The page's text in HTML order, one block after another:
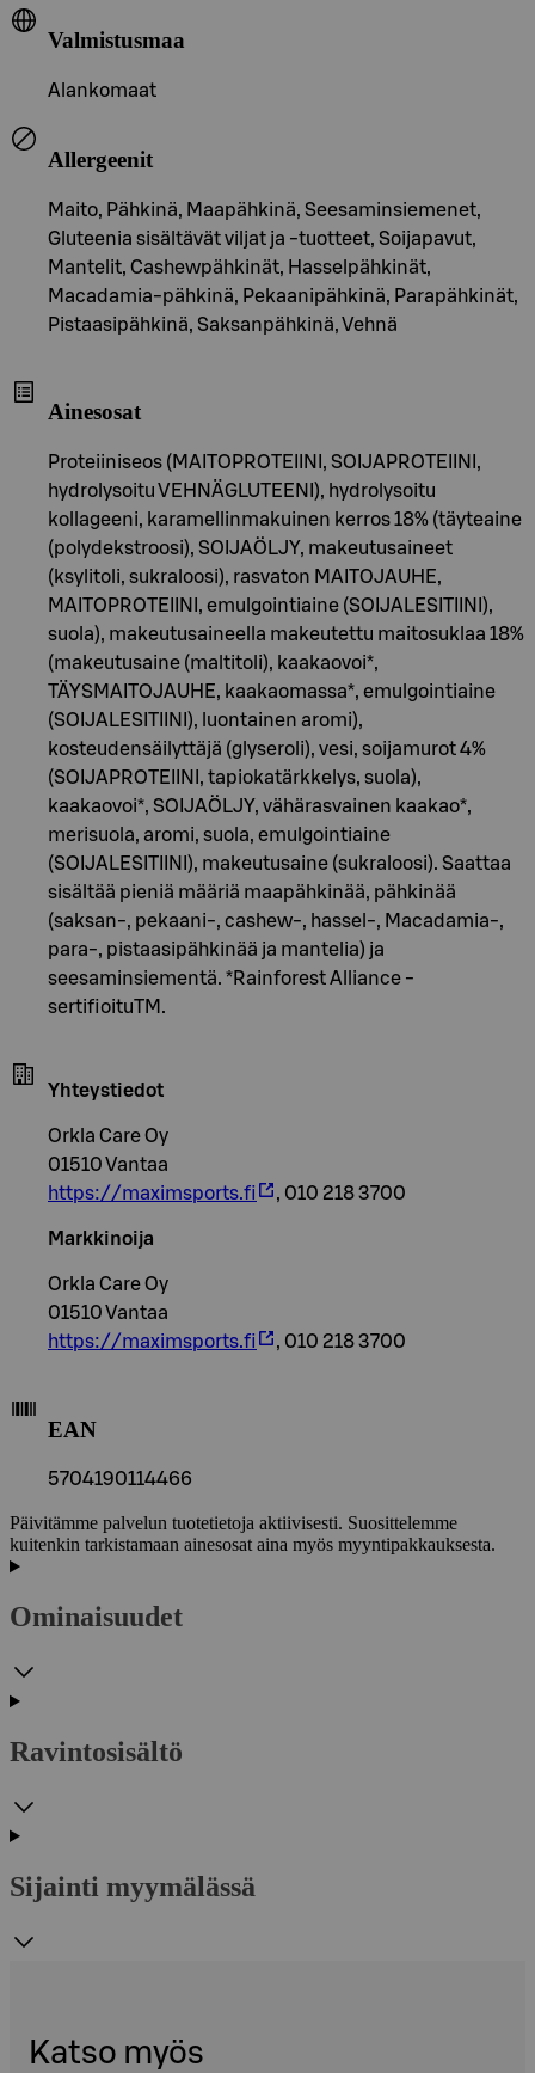
Valmistusmaa
Alankomaat
Allergeenit
Maito, Pähkinä, Maapähkinä, Seesaminsiemenet,
Gluteenia sisältävät viljat ja -tuotteet, Soijapavut,
Mantelit, Cashewpähkinät, Hasselpähkinät,
Macadamia-pähkinä, Pekaanipähkinä, Parapähkinät,
Pistaasipähkinä, Saksanpähkinä, Vehnä
Ainesosat
Proteiiniseos (MAITOPROTEIINI, SOIJAPROTEIINI,
hydrolysoitu VEHNÄGLUTEENI), hydrolysoitu
kollageeni, karamellinmakuinen kerros 18% (täyteaine
(polydekstroosi), SOIJAÖLJY, makeutusaineet
(ksylitoli, sukraloosi), rasvaton MAITOJAUHE,
MAITOPROTEIINI, emulgointiaine (SOIJALESITIINI),
suola), makeutusaineella makeutettu maitosuklaa 18%
(makeutusaine (maltitoli), kaakaovoi*,
TÄYSMAITOJAUHE, kaakaomassa*, emulgointiaine
(SOIJALESITIINI), luontainen aromi),
kosteudensäilyttäjä (glyseroli), vesi, soijamurot 4%
(SOIJAPROTEIINI, tapiokatärkkelys, suola),
kaakaovoi*, SOIJAÖLJY, vähärasvainen kaakao*,
merisuola, aromi, suola, emulgointiaine
(SOIJALESITIINI), makeutusaine (sukraloosi). Saattaa
sisältää pieniä määriä maapähkinää, pähkinää
(saksan-, pekaani-, cashew-, hassel-, Macadamia-,
para-, pistaasipähkinää ja mantelia) ja
seesaminsiementä. *Rainforest Alliance -
sertifioituTM.
Yhteystiedot
Orkla Care Oy
01510 Vantaa
https://maximsports.fi
, 010 218 3700
Markkinoija
Orkla Care Oy
01510 Vantaa
https://maximsports.fi
, 010 218 3700
EAN
5704190114466
Päivitämme palvelun tuotetietoja aktiivisesti. Suosittelemme
kuitenkin tarkistamaan ainesosat aina myös myyntipakkauksesta.
Ominaisuudet
Ravintosisältö
Sijainti myymälässä
Katso myös